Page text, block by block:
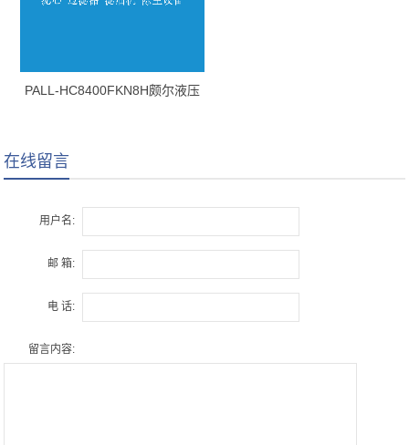
PALL-HC8400FKN8H颇尔液压
在线留言
用户名:
邮 箱:
电 话:
留言内容: